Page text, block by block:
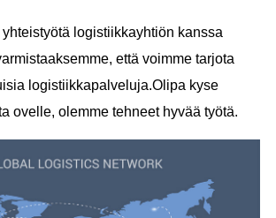
logistiikkayhtiön kanssa
että voimme tarjota
logistiikkapalveluja.Olipa kyse
ovelle, olemme tehneet hyvää työtä.